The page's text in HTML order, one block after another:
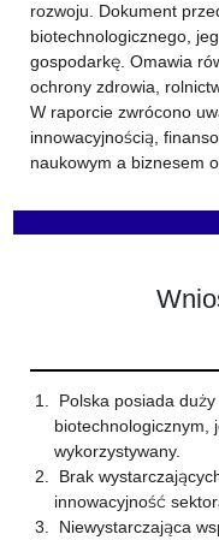
rozwoju. Dokument
biotechnologicznego,
gospodarkę. Omawia
ochrony zdrowia,
W raporcie zwrócono
innowacyjnością,
naukowym a biznesem
Polska posiada
biotechnologicznym,
wykorzystywany.
Brak
innowacyjność
Niewystarczająca